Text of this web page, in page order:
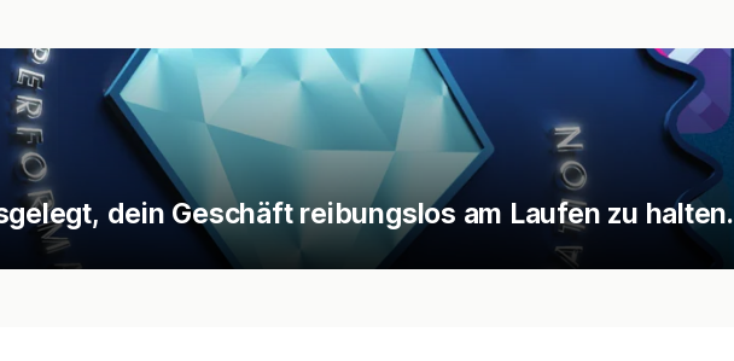
dein Geschäft reibungslos am Laufen zu halten.